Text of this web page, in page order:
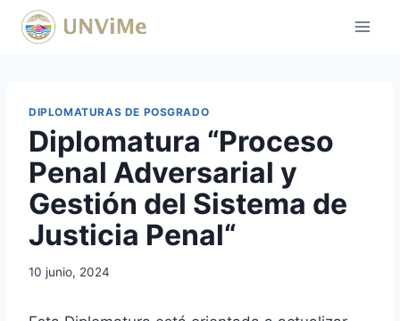
Saltar
DIPLOMATURAS DE POSGRADO
Diplomatura “Proceso
Penal Adversarial y
Gestión del Sistema de
Justicia Penal“
10 junio, 2024